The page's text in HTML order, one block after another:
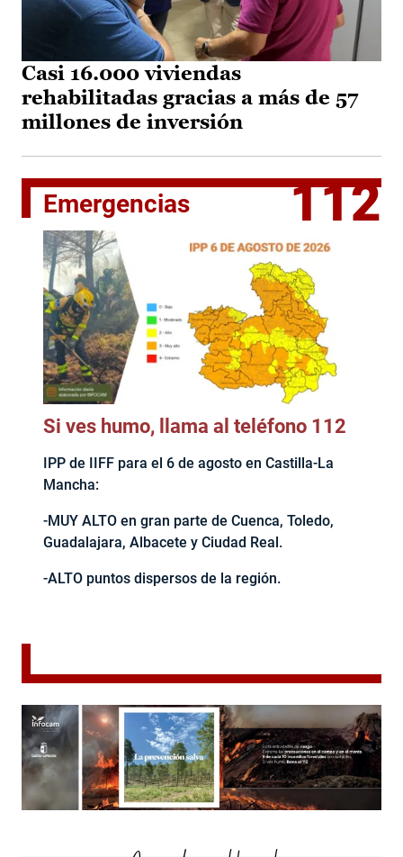
Casi 16.000 viviendas
rehabilitadas gracias a más de 57
millones de inversión
Emergencias 112
Si ves humo, llama al teléfono 112
IPP de IIFF para el 6 de agosto en Castilla-La
Mancha:
-MUY ALTO en gran parte de Cuenca, Toledo,
Guadalajara, Albacete y Ciudad Real.
-ALTO puntos dispersos de la región.